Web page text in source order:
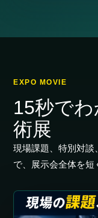
EXPO MOVIE
15秒で
術展
現場課題、特別対談
で、展示会全体を短